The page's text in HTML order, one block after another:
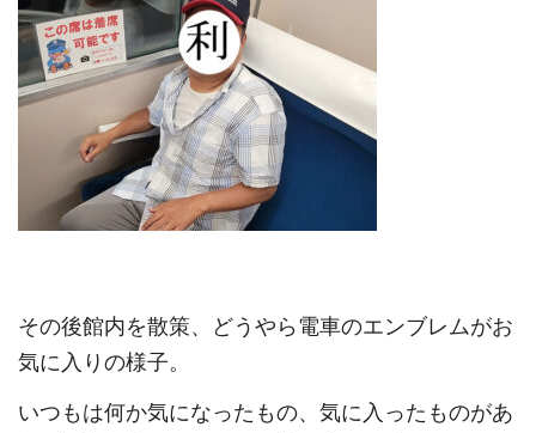
その後館内を散策、どうやら電車のエンブレムがお
気に入りの様子。
いつもは何か気になったもの、気に入ったものがあ